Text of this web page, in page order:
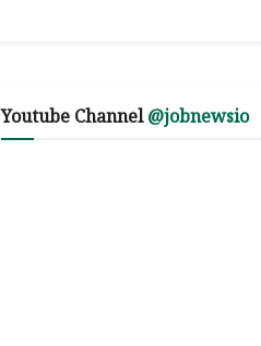
Youtube Channel@jobnewsio